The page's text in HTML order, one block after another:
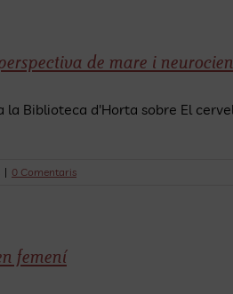
de mare i
Biblioteca d'Horta sobre El
| 0 Comentaris
femení